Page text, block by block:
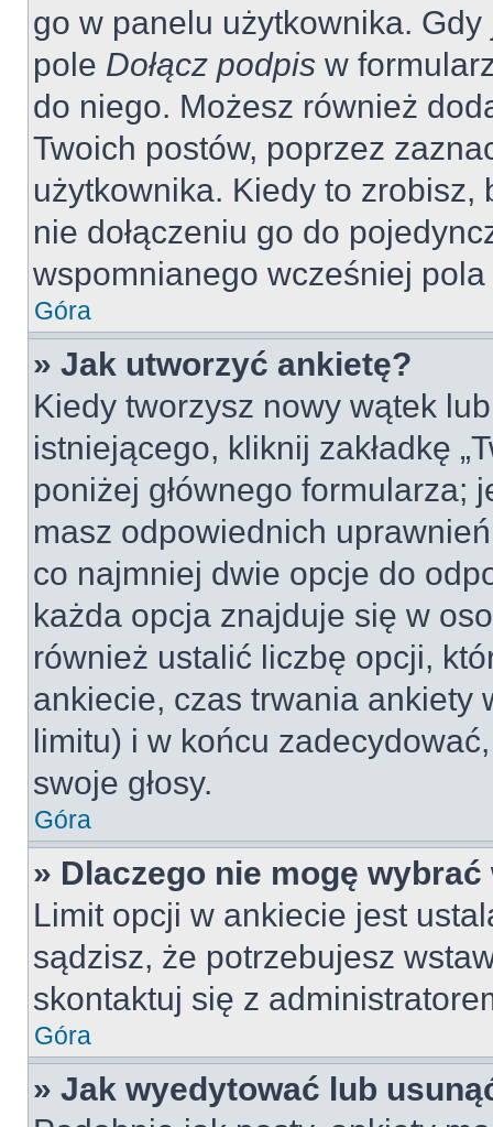
go w panelu użytkownika.
pole Dołącz podpis w
do niego. Możesz również
Twoich postów, poprzez
użytkownika. Kiedy to zrobisz,
nie dołączeniu go do
wspomnianego wcześniej
Góra
» Jak utworzyć ankietę?
Kiedy tworzysz nowy wątek
istniejącego, kliknij zakładkę
poniżej głównego formularza;
masz odpowiednich
co najmniej dwie opcje do
każda opcja znajduje się w
również ustalić liczbę opcji,
ankiecie, czas trwania ankiety
limitu) i w końcu
swoje głosy.
Góra
» Dlaczego nie mogę
Limit opcji w ankiecie jest
sądzisz, że potrzebujesz
skontaktuj się z
Góra
» Jak wyedytować lub